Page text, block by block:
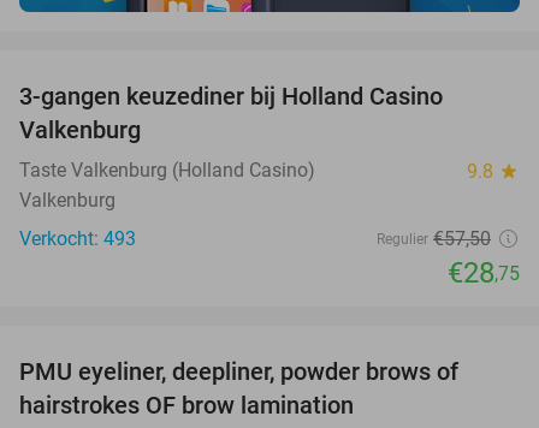
3-gangen keuzediner bij Holland Casino
Valkenburg
Taste Valkenburg (Holland Casino) 9.8 star
Valkenburg
Verkocht: 493
Regulier €57,50
€28,75
PMU eyeliner, deepliner, powder brows of
hairstrokes OF brow lamination